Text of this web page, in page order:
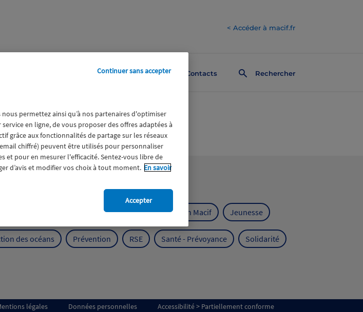
< Accéder à macif.fr
Contacts Rechercher
Expérience clients Fondation Macif Jeunesse
des océans Prévention RSE Santé - Prévoyance Solidarité
légales Données personnelles
Accessibilité > Partiellement conforme
permettez ainsi qu’à nos partenaires d'optimiser
en ligne, de vous proposer des offres adaptées à
grâce aux fonctionnalités de partage sur les réseaux
chiffré) peuvent être utilisés pour personnaliser
et pour en mesurer l'efficacité. Sentez-vous libre de
d’avis et modifier vos choix à tout moment. En savoir
Continuer sans accepter
Accepter